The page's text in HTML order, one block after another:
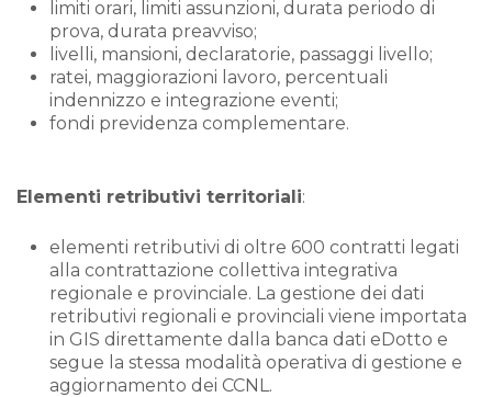
limiti orari, limiti assunzioni, durata periodo di
prova, durata preavviso;
livelli, mansioni, declaratorie, passaggi livello;
ratei, maggiorazioni lavoro, percentuali
indennizzo e integrazione eventi;
fondi previdenza complementare.
Elementi retributivi territoriali:
elementi retributivi di oltre 600 contratti legati
alla contrattazione collettiva integrativa
regionale e provinciale. La gestione dei dati
retributivi regionali e provinciali viene importata
in GIS direttamente dalla banca dati eDotto e
segue la stessa modalità operativa di gestione e
aggiornamento dei CCNL.